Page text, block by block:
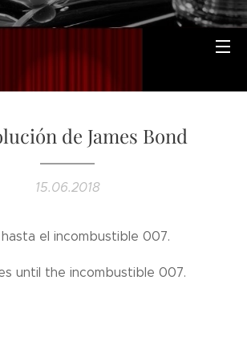
de James Bond
15.06.2018
el incombustible 007.
until the incombustible 007.